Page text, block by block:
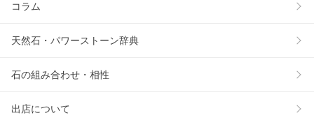
コラム
天然石・パワーストーン辞典
石の組み合わせ・相性
出店について